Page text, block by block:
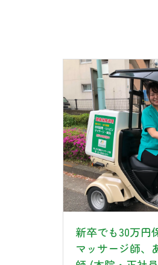
新卒でも30万円
マッサージ師、